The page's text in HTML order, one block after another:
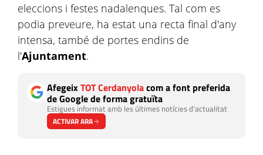
eleccions i festes nadalenques. Tal com es
podia preveure, ha estat una recta final d'any
intensa, també de portes endins de
l'Ajuntament.
AfegeixTOT Cerdanyolacom a font preferida
de Google de forma gratuïta
Estigues informat amb les últimes notícies d'actualitat
ACTIVAR ARA